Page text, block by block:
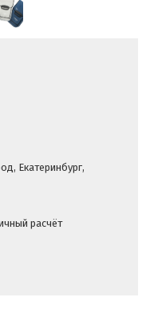
Екатеринбург,
расчёт